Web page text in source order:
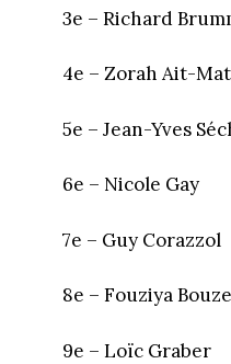
3e – Richard
4e – Zorah Ait-
5e – Jean-Yves
6e – Nicole Gay
7e – Guy Corazzol
8e – Fouziya
9e – Loïc Graber